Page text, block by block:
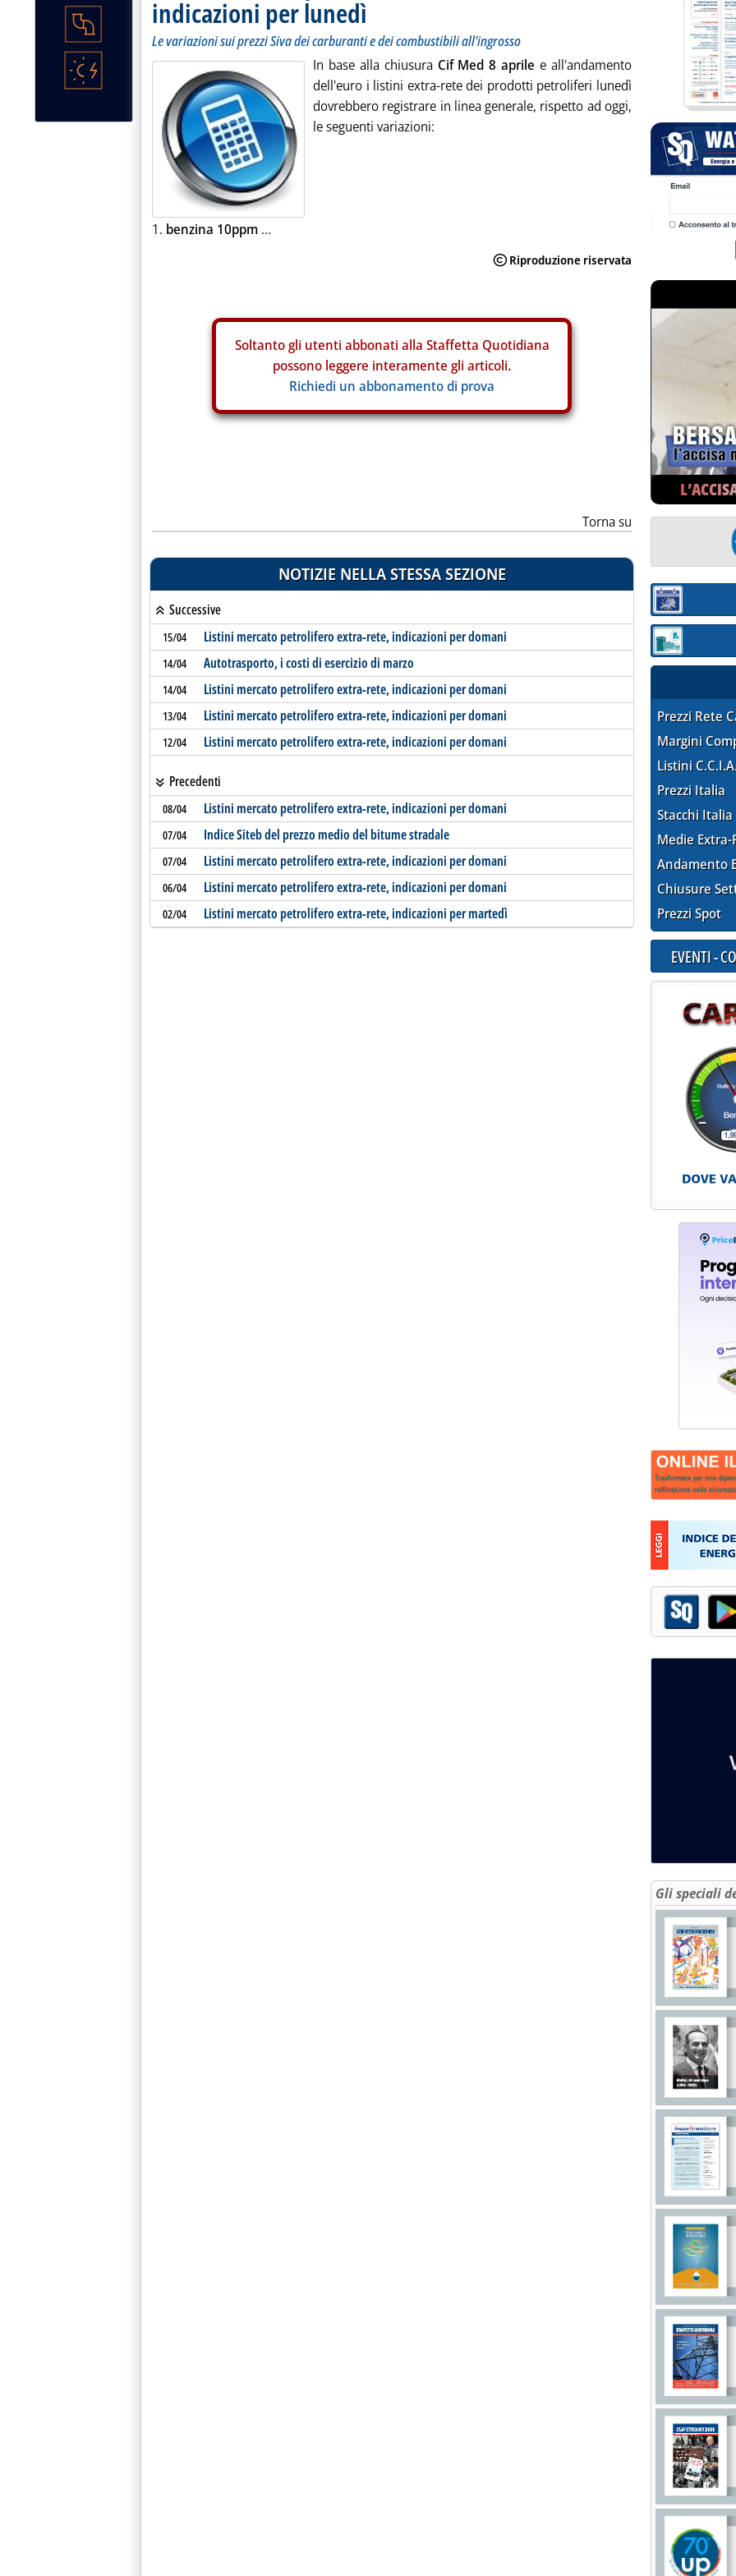
indicazioni per lunedì
Le variazioni sui prezzi Siva dei carburanti e dei combustibili all'ingrosso
In base alla chiusura Cif Med 8 aprile e all'andamento
dell'euro i listini extra-rete dei prodotti petroliferi lunedì
dovrebbero registrare in linea generale, rispetto ad oggi,
le seguenti variazioni:
1. benzina 10ppm ...
Soltanto gli utenti abbonati alla Staffetta Quotidiana
possono leggere interamente gli articoli.
Richiedi un abbonamento di prova
Torna su
NOTIZIE NELLA STESSA SEZIONE
Successive
15/04 Listini mercato petrolifero extra-rete, indicazioni per domani
14/04 Autotrasporto, i costi di esercizio di marzo
14/04 Listini mercato petrolifero extra-rete, indicazioni per domani
13/04 Listini mercato petrolifero extra-rete, indicazioni per domani
12/04 Listini mercato petrolifero extra-rete, indicazioni per domani
Precedenti
08/04 Listini mercato petrolifero extra-rete, indicazioni per domani
07/04 Indice Siteb del prezzo medio del bitume stradale
07/04 Listini mercato petrolifero extra-rete, indicazioni per domani
06/04 Listini mercato petrolifero extra-rete, indicazioni per domani
02/04 Listini mercato petrolifero extra-rete, indicazioni per martedì
Sezione:
Sezione:
Prezzi Rete
Margini
Listini
Prezzi Italia
Stacchi Italia
Medie Extra-
Andamento
Chiusure
Prezzi Spot
EVENTI -
Gli speciali